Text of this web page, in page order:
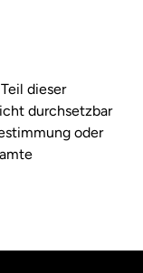
dieser
durchsetzbar
oder